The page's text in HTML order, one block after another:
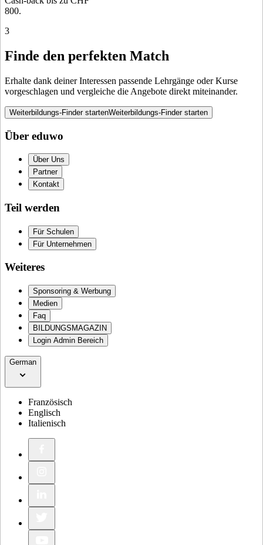
800.
3
Finde den perfekten Match
Erhalte dank deiner Interessen passende Lehrgänge oder Kurse
vorgeschlagen und vergleiche die Angebote direkt miteinander.
Weiterbildungs-Finder startenWeiterbildungs-Finder starten
Über eduwo
Über Uns
Partner
Kontakt
Teil werden
Für Schulen
Für Unternehmen
Weiteres
Sponsoring & Werbung
Medien
Faq
BILDUNGSMAGAZIN
Login Admin Bereich
German
Französisch
Englisch
Italienisch